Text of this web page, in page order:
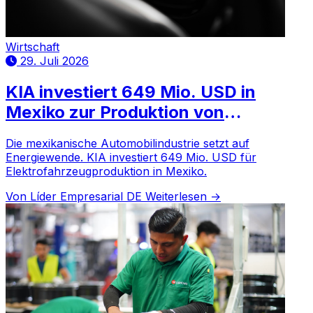
Wirtschaft
29. Juli 2026
KIA investiert 649 Mio. USD in
Mexiko zur Produktion von
Die mexikanische Automobilindustrie setzt auf
Energiewende. KIA investiert 649 Mio. USD für
Elektrofahrzeugproduktion in Mexiko.
Von Líder Empresarial DE Weiterlesen →